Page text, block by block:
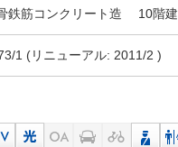
鉄筋コンクリート造 10階建
1 (リニューアル: 2011/2 )